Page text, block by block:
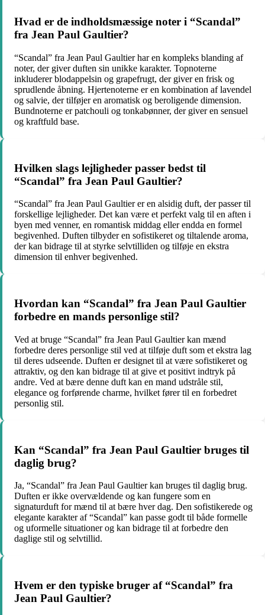
Hvad er de indholdsmæssige noter i “Scandal”
fra Jean Paul Gaultier?
“Scandal” fra Jean Paul Gaultier har en kompleks blanding af
noter, der giver duften sin unikke karakter. Topnoterne
inkluderer blodappelsin og grapefrugt, der giver en frisk og
sprudlende åbning. Hjertenoterne er en kombination af lavendel
og salvie, der tilføjer en aromatisk og beroligende dimension.
Bundnoterne er patchouli og tonkabønner, der giver en sensuel
og kraftfuld base.
Hvilken slags lejligheder passer bedst til
“Scandal” fra Jean Paul Gaultier?
“Scandal” fra Jean Paul Gaultier er en alsidig duft, der passer til
forskellige lejligheder. Det kan være et perfekt valg til en aften i
byen med venner, en romantisk middag eller endda en formel
begivenhed. Duften tilbyder en sofistikeret og tiltalende aroma,
der kan bidrage til at styrke selvtilliden og tilføje en ekstra
dimension til enhver begivenhed.
Hvordan kan “Scandal” fra Jean Paul Gaultier
forbedre en mands personlige stil?
Ved at bruge “Scandal” fra Jean Paul Gaultier kan mænd
forbedre deres personlige stil ved at tilføje duft som et ekstra lag
til deres udseende. Duften er designet til at være sofistikeret og
attraktiv, og den kan bidrage til at give et positivt indtryk på
andre. Ved at bære denne duft kan en mand udstråle stil,
elegance og forførende charme, hvilket fører til en forbedret
personlig stil.
Kan “Scandal” fra Jean Paul Gaultier bruges til
daglig brug?
Ja, “Scandal” fra Jean Paul Gaultier kan bruges til daglig brug.
Duften er ikke overvældende og kan fungere som en
signaturduft for mænd til at bære hver dag. Den sofistikerede og
elegante karakter af “Scandal” kan passe godt til både formelle
og uformelle situationer og kan bidrage til at forbedre den
daglige stil og selvtillid.
Hvem er den typiske bruger af “Scandal” fra
Jean Paul Gaultier?